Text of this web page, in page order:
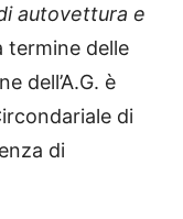
autovettura e
termine delle
dell’A.G. è
di
di